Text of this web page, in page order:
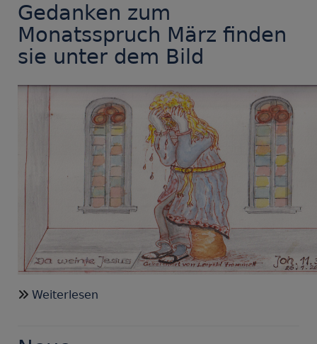
vor:
Gedanken zum
Monatsspruch März finden
sie unter dem Bild
Weiterlesen